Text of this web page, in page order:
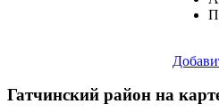
Гатчинский район на